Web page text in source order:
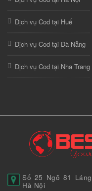
Dịch vụ Cod tại Huế
Dịch vụ Cod tại Đà Nẵng
Dịch vụ Cod tại Nha Trang
Số 25 Ngõ 81
Hà Nội